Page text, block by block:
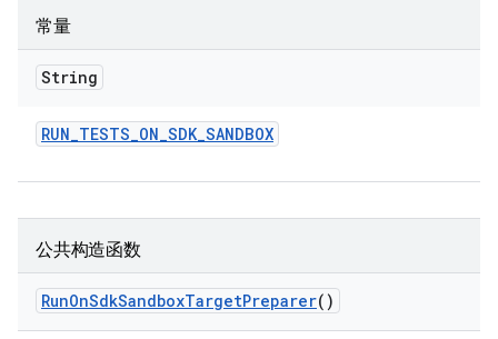
常量
String
RUN_TESTS_ON_SDK_SANDBOX
公共构造函数
RunOnSdkSandboxTargetPreparer()